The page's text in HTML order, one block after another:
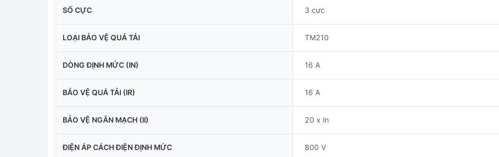
SỐ CỰC 3 cực
LOẠI BẢO VỆ QUÁ TẢI TM210
DÒNG ĐỊNH MỨC (IN) 16 A
BẢO VỆ QUÁ TẢI (IR) 16 A
BẢO VỆ NGẮN MẠCH (II) 20 x In
ĐIỆN ÁP CÁCH ĐIỆN ĐỊNH MỨC 800 V